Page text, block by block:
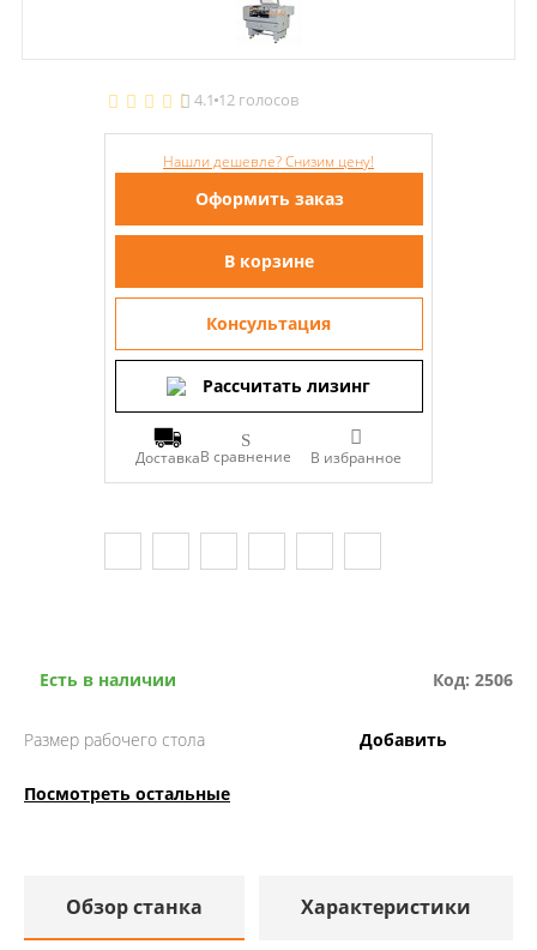
Есть в наличии Код: 2506
Размер рабочего стола Добавить
Посмотреть остальные
4.1 12 голосов
Нашли дешевле? Снизим цену!
Оформить заказ
В корзине
Консультация
Рассчитать лизинг
ДоставкаВ сравнение
Обзор станка Характеристики